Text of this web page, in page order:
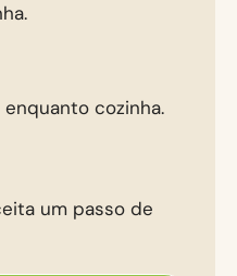
enquanto cozinha.